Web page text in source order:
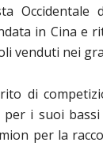
Occidentale
in Cina e
venduti nei
di
i suoi
per la